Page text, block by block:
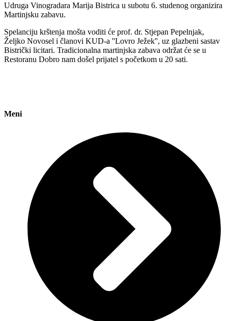
Udruga Vinogradara Marija Bistrica u subotu 6. studenog organizira
Martinjsku zabavu.
Spelanciju krštenja mošta voditi će prof. dr. Stjepan Pepelnjak,
Željko Novosel i članovi KUD-a ''Lovro Ježek'', uz glazbeni sastav
Bistrički licitari. Tradicionalna martinjska zabava održat će se u
Restoranu Dobro nam došel prijatel s početkom u 20 sati.
Meni